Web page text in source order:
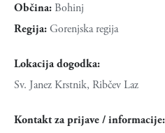
Občina: Bohinj
Regija:Gorenjska regija
Lokacija dogodka:
Sv. Janez Krstnik, Ribčev Laz
Kontakt za prijave / informacije: